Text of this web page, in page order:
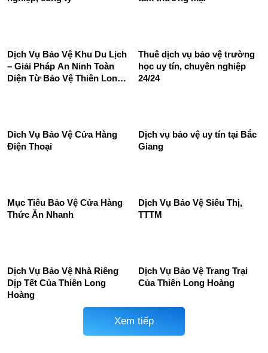
hàng 24/24 chất lượng hàng
của bảo vệ Thiên Long
Dịch vụ bảo vệ doanh
nghiệp, công ty
Dịch vụ bảo vệ siêu thị, trung
tâm thương mại
Dịch Vụ Bảo Vệ Khu Du Lịch
– Giải Pháp An Ninh Toàn
Thuê dịch vụ bảo vệ trường
học uy tín, chuyên nghiệp
Dich Vụ Bảo Vệ Cửa Hàng
Dịch vụ bảo vệ uy tín tại Bắc
Mục Tiêu Bảo Vệ Cửa Hàng
Thức Ăn Nhanh
Dịch Vụ Bảo Vệ Siêu Thị,